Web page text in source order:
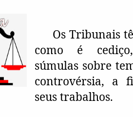
Os Tribunais
como é
súmulas sobre
controvérsia, a
seus trabalhos.